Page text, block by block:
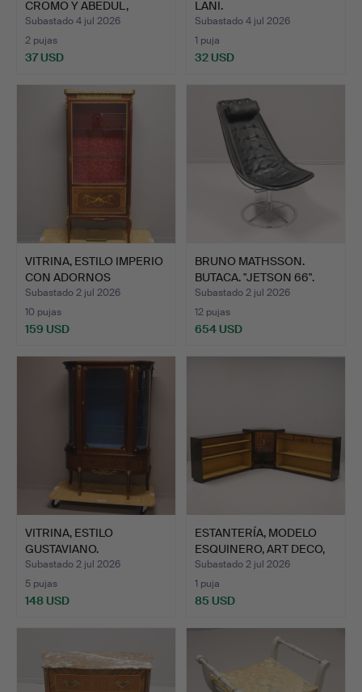
CROMO Y ABEDUL,
LANKA M…
Subastado 4 jul 2026
2 pujas
37 USD
LANI.
Subastado 4 jul 2026
1 puja
32 USD
VITRINA, ESTILO IMPERIO
CON ADORNOS
BRONCE…
Subastado 2 jul 2026
10 pujas
159 USD
BRUNO MATHSSON.
BUTACA. "JETSON 66".
PARA …
Subastado 2 jul 2026
12 pujas
654 USD
VITRINA, ESTILO
GUSTAVIANO.
Subastado 2 jul 2026
5 pujas
148 USD
ESTANTERÍA, MODELO
ESQUINERO, ART DECO,
DÉ…
Subastado 2 jul 2026
1 puja
85 USD